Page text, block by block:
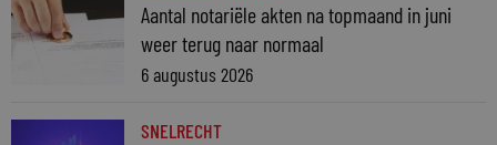
Aantal notariële akten na topmaand in juni
weer terug naar normaal
6 augustus 2026
SNELRECHT